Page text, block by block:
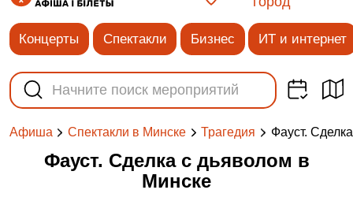
Концерты Спектакли Бизнес ИТ и интернет
Афиша Спектакли в Минске Трагедия Фауст.
Фауст. Сделка с дьяволом в
Минске